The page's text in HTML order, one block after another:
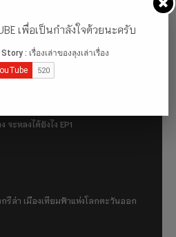
จะหลงได้ยังไง EP2
จะหลงได้ยังไง EP1
กรีล่า เมืองเทียมฟ้าแห่งโลกตะวันออก
เพื่อเป็นกำลังใจด้วยนะครับ